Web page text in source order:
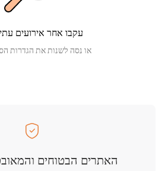
עקבו אחר אירועים
או נסה לשנות את הגדרות
האתרים הבטוחים